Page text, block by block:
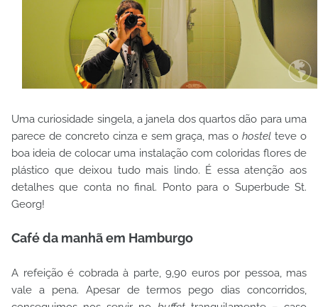
Uma curiosidade singela, a janela dos quartos dão para uma
parece de concreto cinza e sem graça, mas ohostel teve o
boa ideia de colocar uma instalação com coloridas flores de
plástico que deixou tudo mais lindo. É essa atenção aos
detalhes que conta no final. Ponto para o Superbude St.
Georg!
Café da manhã em Hamburgo
A refeição é cobrada à parte, 9,90 euros por pessoa, mas
vale a pena. Apesar de termos pego dias concorridos,